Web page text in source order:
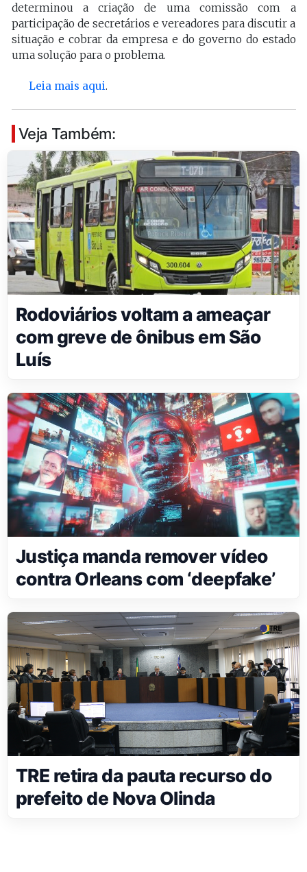
determinou a criação de uma comissão com a
participação de secretários e vereadores para discutir a
situação e cobrar da empresa e do governo do estado
uma solução para o problema.
Leia mais aqui.
Veja Também:
Rodoviários voltam a ameaçar
com greve de ônibus em São
Luís
Justiça manda remover vídeo
contra Orleans com ‘deepfake’
TRE retira da pauta recurso do
prefeito de Nova Olinda